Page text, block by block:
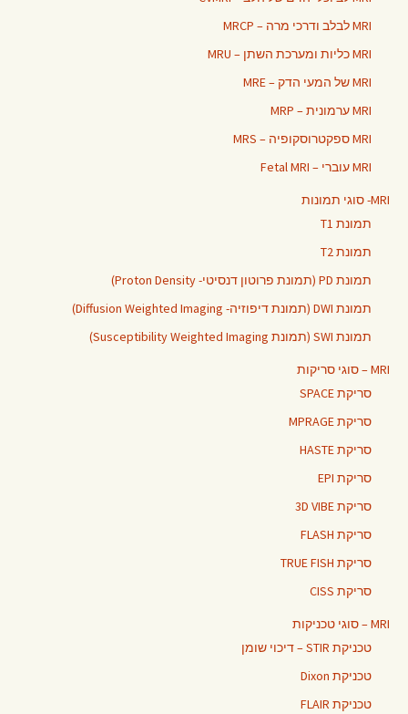
MRI לבלב ודרכי מרה – MRCP
MRI כליות ומערכת השתן – MRU
MRI של המעי הדק – MRE
MRI ערמונית – MRP
MRI ספקטרוסקופיה – MRS
MRI עוברי – Fetal MRI
MRI- סוגי תמונות
תמונת T1
תמונת T2
תמונת PD (תמונת פרוטון דנסיטי- Proton Density)
תמונת DWI (תמונת דיפוזיה- Diffusion Weighted Imaging)
תמונת SWI (תמונת Susceptibility Weighted Imaging)
MRI – סוגי סריקות
סריקת SPACE
סריקת MPRAGE
סריקת HASTE
סריקת EPI
סריקת 3D VIBE
סריקת FLASH
סריקת TRUE FISH
סריקת CISS
MRI – סוגי טכניקות
טכניקת STIR – דיכוי שומן
טכניקת Dixon
טכניקת FLAIR